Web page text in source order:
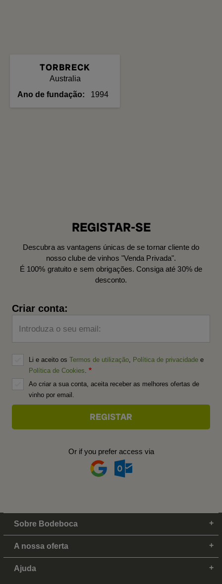
TORBRECK
Australia
Ano de fundação
1994
REGISTAR-SE
Descubra as vantagens únicas de se tornar cliente do
nosso clube de vinhos "Venda Privada".
É 100% gratuito e sem obrigações. Consiga até 30% de
desconto.
Criar conta:
Introduza o seu email:
Li e aceito os Termos de utilização, Política de privacidade e
Política de Cookies.
Ao criar a sua conta, aceita receber as melhores ofertas de
vinho por email.
Or if you prefer access via
Sobre Bodeboca
A nossa oferta
Ajuda